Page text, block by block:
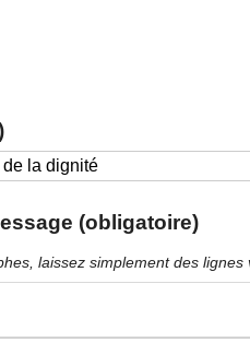
(obligatoire)
laissez simplement des lignes